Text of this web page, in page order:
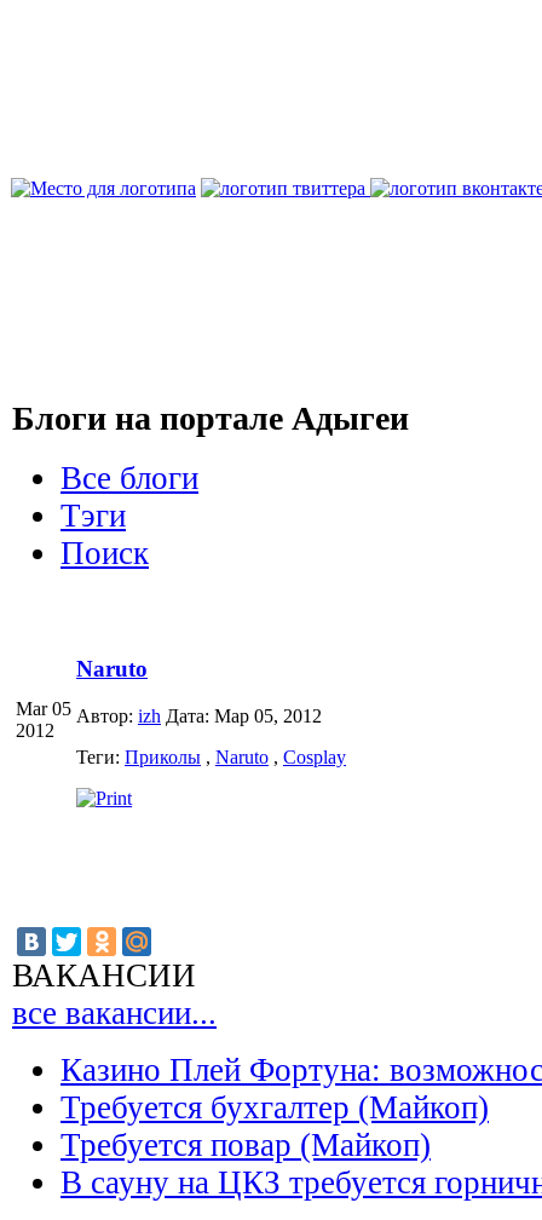
Блоги на портале Адыгеи
Все блоги
Тэги
Поиск
Mar 05
2012
Naruto
Автор: izh Дата: Мар 05, 2012
Теги: Приколы , Naruto , Cosplay
ВАКАНСИИ
все вакансии...
Казино Плей Фортуна:
Требуется бухгалтер (Майкоп)
Требуется повар (Майкоп)
В сауну на ЦКЗ требуется